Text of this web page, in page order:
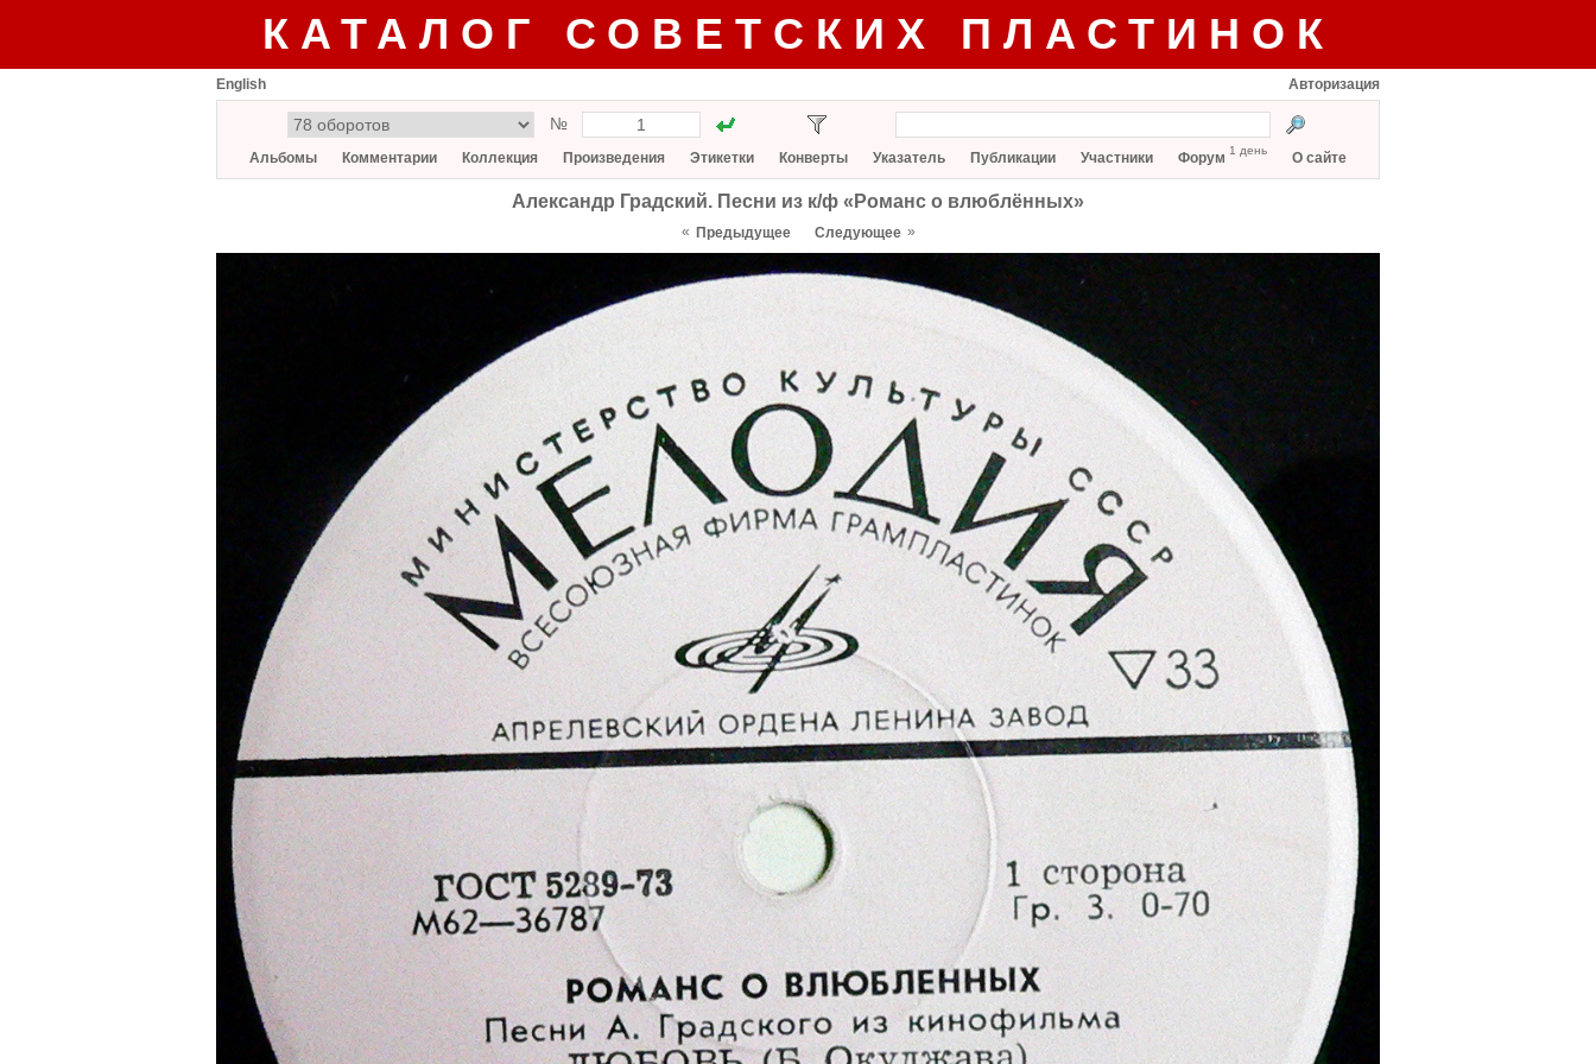
КАТАЛОГ СОВЕТСКИХ ПЛАСТИНОК
English Авторизация
№
Альбомы Комментарии Коллекция Произведения Этикетки Конверты Указатель Публикации Участники Форум 1 день О сайте
Александр Градский. Песни из к/ф «Романс о влюблённых»
« Предыдущее Следующее »